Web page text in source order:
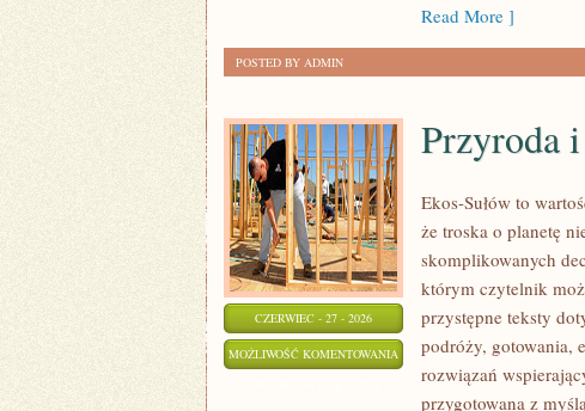
Read More ]
POSTED BY ADMIN
CZERWIEC - 27 - 2026
MOŻLIWOŚĆ KOMENTOWANIA PRZYRODA
Przyroda
Ekos-Sułów to
że troska o planetę
skomplikowanych
którym czytelnik
przystępne teksty
podróży, gotowania,
rozwiązań
przygotowana z